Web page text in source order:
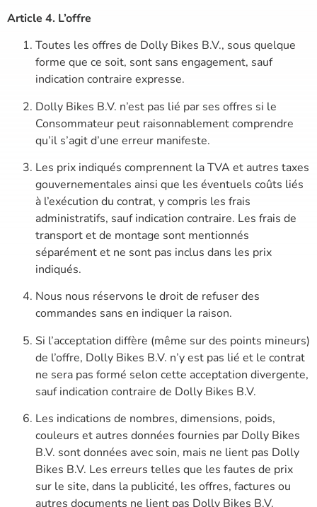
Article 4. L’offre
Toutes les offres de Dolly Bikes B.V., sous quelque
forme que ce soit, sont sans engagement, sauf
indication contraire expresse.
Dolly Bikes B.V. n’est pas lié par ses offres si le
Consommateur peut raisonnablement comprendre
qu’il s’agit d’une erreur manifeste.
Les prix indiqués comprennent la TVA et autres taxes
gouvernementales ainsi que les éventuels coûts liés
à l’exécution du contrat, y compris les frais
administratifs, sauf indication contraire. Les frais de
transport et de montage sont mentionnés
séparément et ne sont pas inclus dans les prix
indiqués.
Nous nous réservons le droit de refuser des
commandes sans en indiquer la raison.
Si l’acceptation diffère (même sur des points mineurs)
de l’offre, Dolly Bikes B.V. n’y est pas lié et le contrat
ne sera pas formé selon cette acceptation divergente,
sauf indication contraire de Dolly Bikes B.V.
Les indications de nombres, dimensions, poids,
couleurs et autres données fournies par Dolly Bikes
B.V. sont données avec soin, mais ne lient pas Dolly
Bikes B.V. Les erreurs telles que les fautes de prix
sur le site, dans la publicité, les offres, factures ou
autres documents ne lient pas Dolly Bikes B.V.